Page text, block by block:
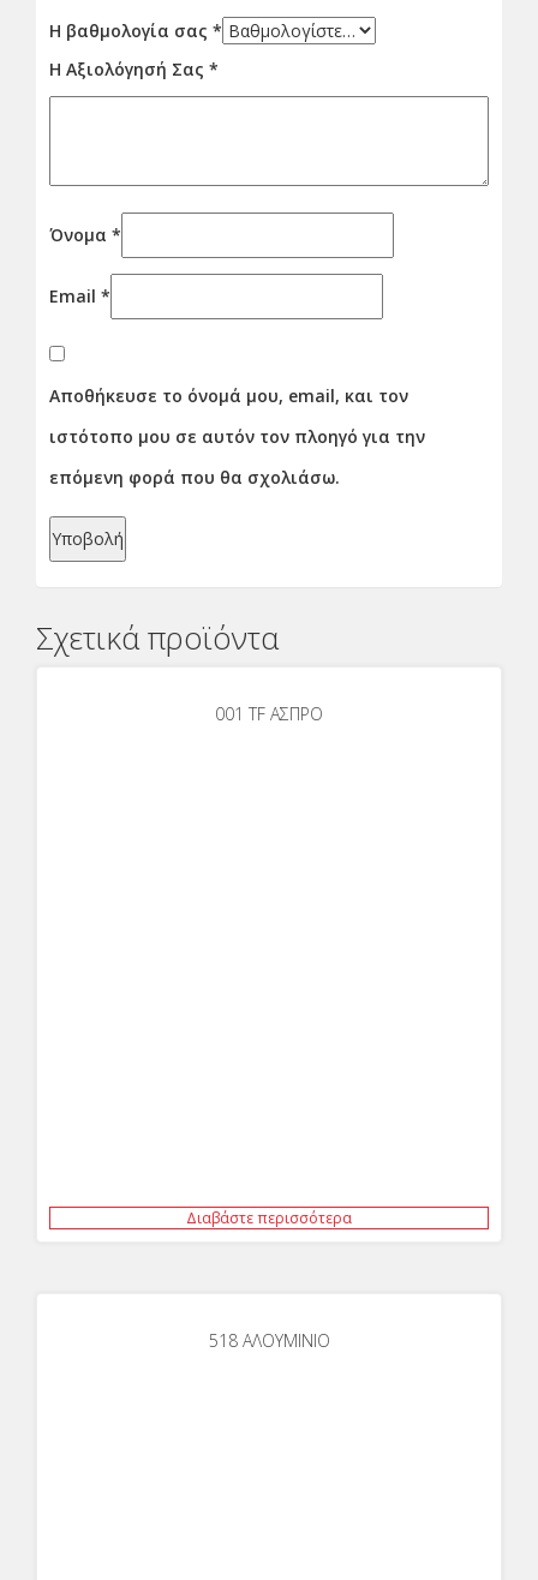
Η βαθμολογία σας *
Η Αξιολόγησή Σας *
Όνομα *
Email *
Αποθήκευσε το όνομά μου, email, και τον
ιστότοπο μου σε αυτόν τον πλοηγό για την
επόμενη φορά που θα σχολιάσω.
Σχετικά προϊόντα
001 TF ΑΣΠΡΟ
Διαβάστε περισσότερα
518 ΑΛΟΥΜΙΝΙΟ